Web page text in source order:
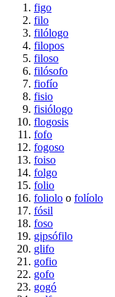
figo
filo
filólogo
filopos
filoso
filósofo
fiofío
fisio
fisiólogo
flogosis
fofo
fogoso
foiso
folgo
folio
foliolo o folíolo
fósil
foso
gipsófilo
glifo
gofio
gofo
gogó